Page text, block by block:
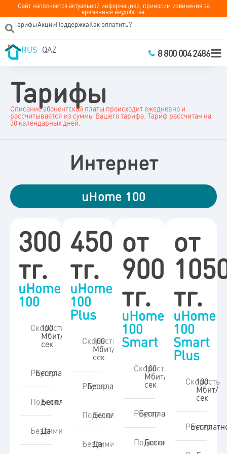
Сайт наполняется актуальной информацией, приносим извинения за
временные неудобства.
ТарифыАкцииПоддержкаКак оплатить?
RUS QAZ 8 800 004 2486
Тарифы
Списание абонентской платы происходит ежедневно и
рассчитывается из суммы Вашего тарифа. Тариф рассчитан на
30 календарных дней.
Интернет
uHome 100
3000
тг.
uHome
100
Скорость
100
Мбит/
сек
Роутер
Бесплатно
Подключение
Бесплатно
Безлимит
Да
4500
тг.
uHome
100
Plus
Скорость
100
Мбит/
сек​
Роутер
Бесплатно
Подключение
Бесплатно
Безлимит
Да
от
9000
тг.
uHome
100
Smart
Скорость
100
Мбит/
сек​
Роутер
Бесплатно
Подключение
Бесплатно
от
тг.
uHome
100
Smart
Plus
Скорость
100
Мбит/
сек​
Роутер